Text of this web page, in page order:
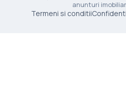
anunturi
Termeni si conditii